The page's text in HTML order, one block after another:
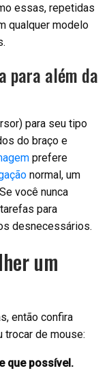
essas, repetidas
qualquer modelo
para além da
para seu tipo
do braço e
prefere
normal, um
você nunca
para
desnecessários.
um
então confira
de mouse:
que possível.